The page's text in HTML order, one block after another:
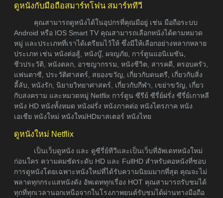
ดูหนังกับมือถือสมาร์ทโฟน สมาร์ททีวี
คุณสามารถดูหนังได้ในอุปกรที่คุณมีอยู่ เช่น มือถือระบบ
Android หรือ IOS Smart TV คุณสามารถเลือกหนังได้ตามหมวด
หมู่ และประเภทที่เราได้เตรียมไว้ให้ ซึ่งมีให้เลือกอย่างหลากหลาย
ประเภท เช่น หนังต่อสู้, หนังบู๊, ผจญภัย, การ์ตูนแอนิเมชัน,
ชีวประวัติ, หนังตลก, อาชญากรรม, หนังชีวิต, สารคดี, ครอบครัว,
แฟนตาซี, ประวัติศาสตร์, สยองขวัญ, เกี่ยวกับดนตรี, เกี่ยวกับสิ่ง
ลี้ลับ, หนังรัก, นิยายวิทยาศาสตร์, เกี่ยวกับกีฬา, เขย่าขวัญ, เกี่ยว
กับสงคราม และหมวดหมู่ Netflix การ์ตูน ซีรีย์ ซีรี่ย์ฝรั่ง ซีรี่ย์เกาหลี
หนัง HD หนังทั้งหมด หนังฝรั่ง หนังภาคต่อ หนังไตรภาค หนัง
เอเชีย หนังใหม่ หนังใหม่HDมาสเตอร์ หนังไทย
ดูหนังใหม่ Netflix
เป็นเว็บดูหนัง และ ดูซีรี่ย์ทีวีและเป็นเว็บที่อัพเดทหนังใหม่
ก่อนใคร ความคมชัดระดับ HD และ FullHD สำหรับคอหนังที่ชอบ
การดูหนังโดยเฉพาะหนังใหม่ที่ได้รับความนิยมมากที่สุด คุณจะไม่
พลาดทุกกระแสหนังดัง อัพเดททุกเรื่อง HOT คุณสามารถรับชมได้
ทุกที่ทุกเวลานอกเหนือจากในโรงภาพยนต์รับชมได้ผ่านทางมือถือ